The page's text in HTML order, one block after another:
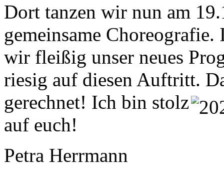
Dort tanzen wir nun am
gemeinsame
wir fleißig unser neues
riesig auf diesen Auftritt.
gerechnet! Ich bin stolz
auf euch!
Petra Herrmann